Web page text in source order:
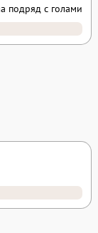
подряд с голами